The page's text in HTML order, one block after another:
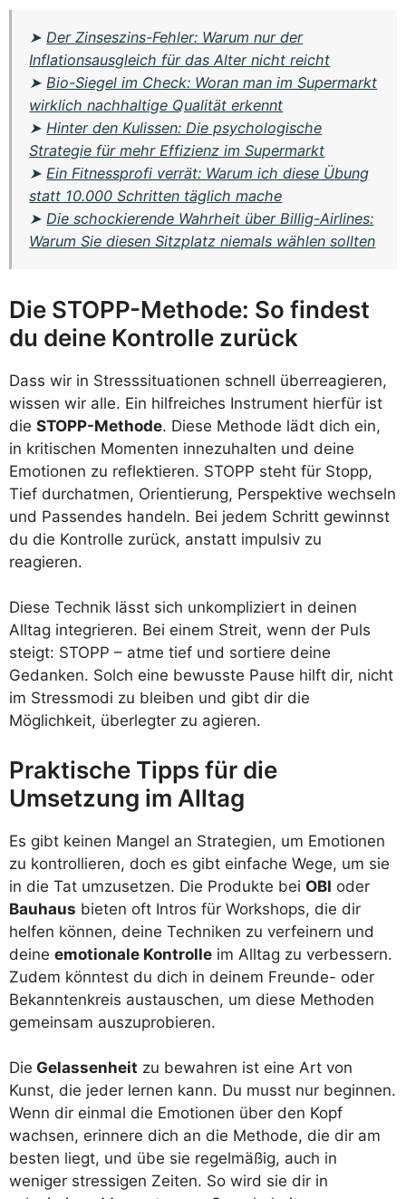
➤ Der Zinseszins-Fehler: Warum nur der
Inflationsausgleich für das Alter nicht reicht
➤ Bio-Siegel im Check: Woran man im Supermarkt
wirklich nachhaltige Qualität erkennt
➤ Hinter den Kulissen: Die psychologische
Strategie für mehr Effizienz im Supermarkt
➤ Ein Fitnessprofi verrät: Warum ich diese Übung
statt 10.000 Schritten täglich mache
➤ Die schockierende Wahrheit über Billig-Airlines:
Warum Sie diesen Sitzplatz niemals wählen sollten
Die STOPP-Methode: So findest
du deine Kontrolle zurück
Dass wir in Stresssituationen schnell überreagieren,
wissen wir alle. Ein hilfreiches Instrument hierfür ist
die STOPP-Methode. Diese Methode lädt dich ein,
in kritischen Momenten innezuhalten und deine
Emotionen zu reflektieren. STOPP steht für Stopp,
Tief durchatmen, Orientierung, Perspektive wechseln
und Passendes handeln. Bei jedem Schritt gewinnst
du die Kontrolle zurück, anstatt impulsiv zu
reagieren.
Diese Technik lässt sich unkompliziert in deinen
Alltag integrieren. Bei einem Streit, wenn der Puls
steigt: STOPP – atme tief und sortiere deine
Gedanken. Solch eine bewusste Pause hilft dir, nicht
im Stressmodi zu bleiben und gibt dir die
Möglichkeit, überlegter zu agieren.
Praktische Tipps für die
Umsetzung im Alltag
Es gibt keinen Mangel an Strategien, um Emotionen
zu kontrollieren, doch es gibt einfache Wege, um sie
in die Tat umzusetzen. Die Produkte bei OBI oder
Bauhaus bieten oft Intros für Workshops, die dir
helfen können, deine Techniken zu verfeinern und
deine emotionale Kontrolle im Alltag zu verbessern.
Zudem könntest du dich in deinem Freunde- oder
Bekanntenkreis austauschen, um diese Methoden
gemeinsam auszuprobieren.
Die Gelassenheit zu bewahren ist eine Art von
Kunst, die jeder lernen kann. Du musst nur beginnen.
Wenn dir einmal die Emotionen über den Kopf
wachsen, erinnere dich an die Methode, die dir am
besten liegt, und übe sie regelmäßig, auch in
weniger stressigen Zeiten. So wird sie dir in